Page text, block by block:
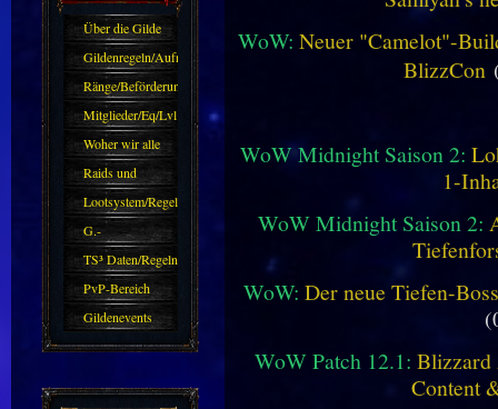
Über die Gilde
(DAW)
Gildenregeln/Aufnahme
Ränge/Beförderungen
Mitglieder/Eq/Lvl
Woher wir alle
kommen.
Raids und
Zubehör
Lootsystem/Regeln
G.-
Sparkasse/Goldleihen
TS³ Daten/Regeln
PvP-Bereich
Gildenevents
WoW: Neuer "Camelot"-
BlizzCon
WoW Midnight Saison 2:
1-
WoW Midnight Saison 2:
WoW: Der neue Tiefen-
WoW Patch 12.1: Blizzard
Content